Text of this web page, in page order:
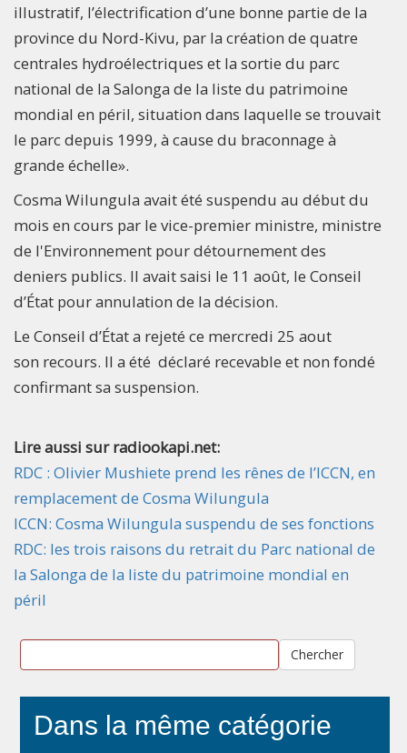
illustratif, l’électrification d’une bonne partie de la
province du Nord-Kivu, par la création de quatre
centrales hydroélectriques et la sortie du parc
national de la Salonga de la liste du patrimoine
mondial en péril, situation dans laquelle se trouvait
le parc depuis 1999, à cause du braconnage à
grande échelle».
Cosma Wilungula avait été suspendu au début du
mois en cours par le vice-premier ministre, ministre
de l'Environnement pour détournement des
deniers publics. Il avait saisi le 11 août, le Conseil
d’État pour annulation de la décision.
Le Conseil d’État a rejeté ce mercredi 25 aout
son recours. Il a été déclaré recevable et non fondé
confirmant sa suspension.
Lire aussi sur radiookapi.net:
RDC : Olivier Mushiete prend les rênes de l’ICCN, en
remplacement de Cosma Wilungula
ICCN: Cosma Wilungula suspendu de ses fonctions
RDC: les trois raisons du retrait du Parc national de
la Salonga de la liste du patrimoine mondial en
péril
Chercher
Dans la même catégorie